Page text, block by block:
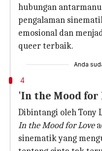
hubungan
pengalaman
emosional dan
queer terbaik.
Anda
4
'In the Mood for
Dibintangi oleh Tony
In the Mood for Love
sinematik yang